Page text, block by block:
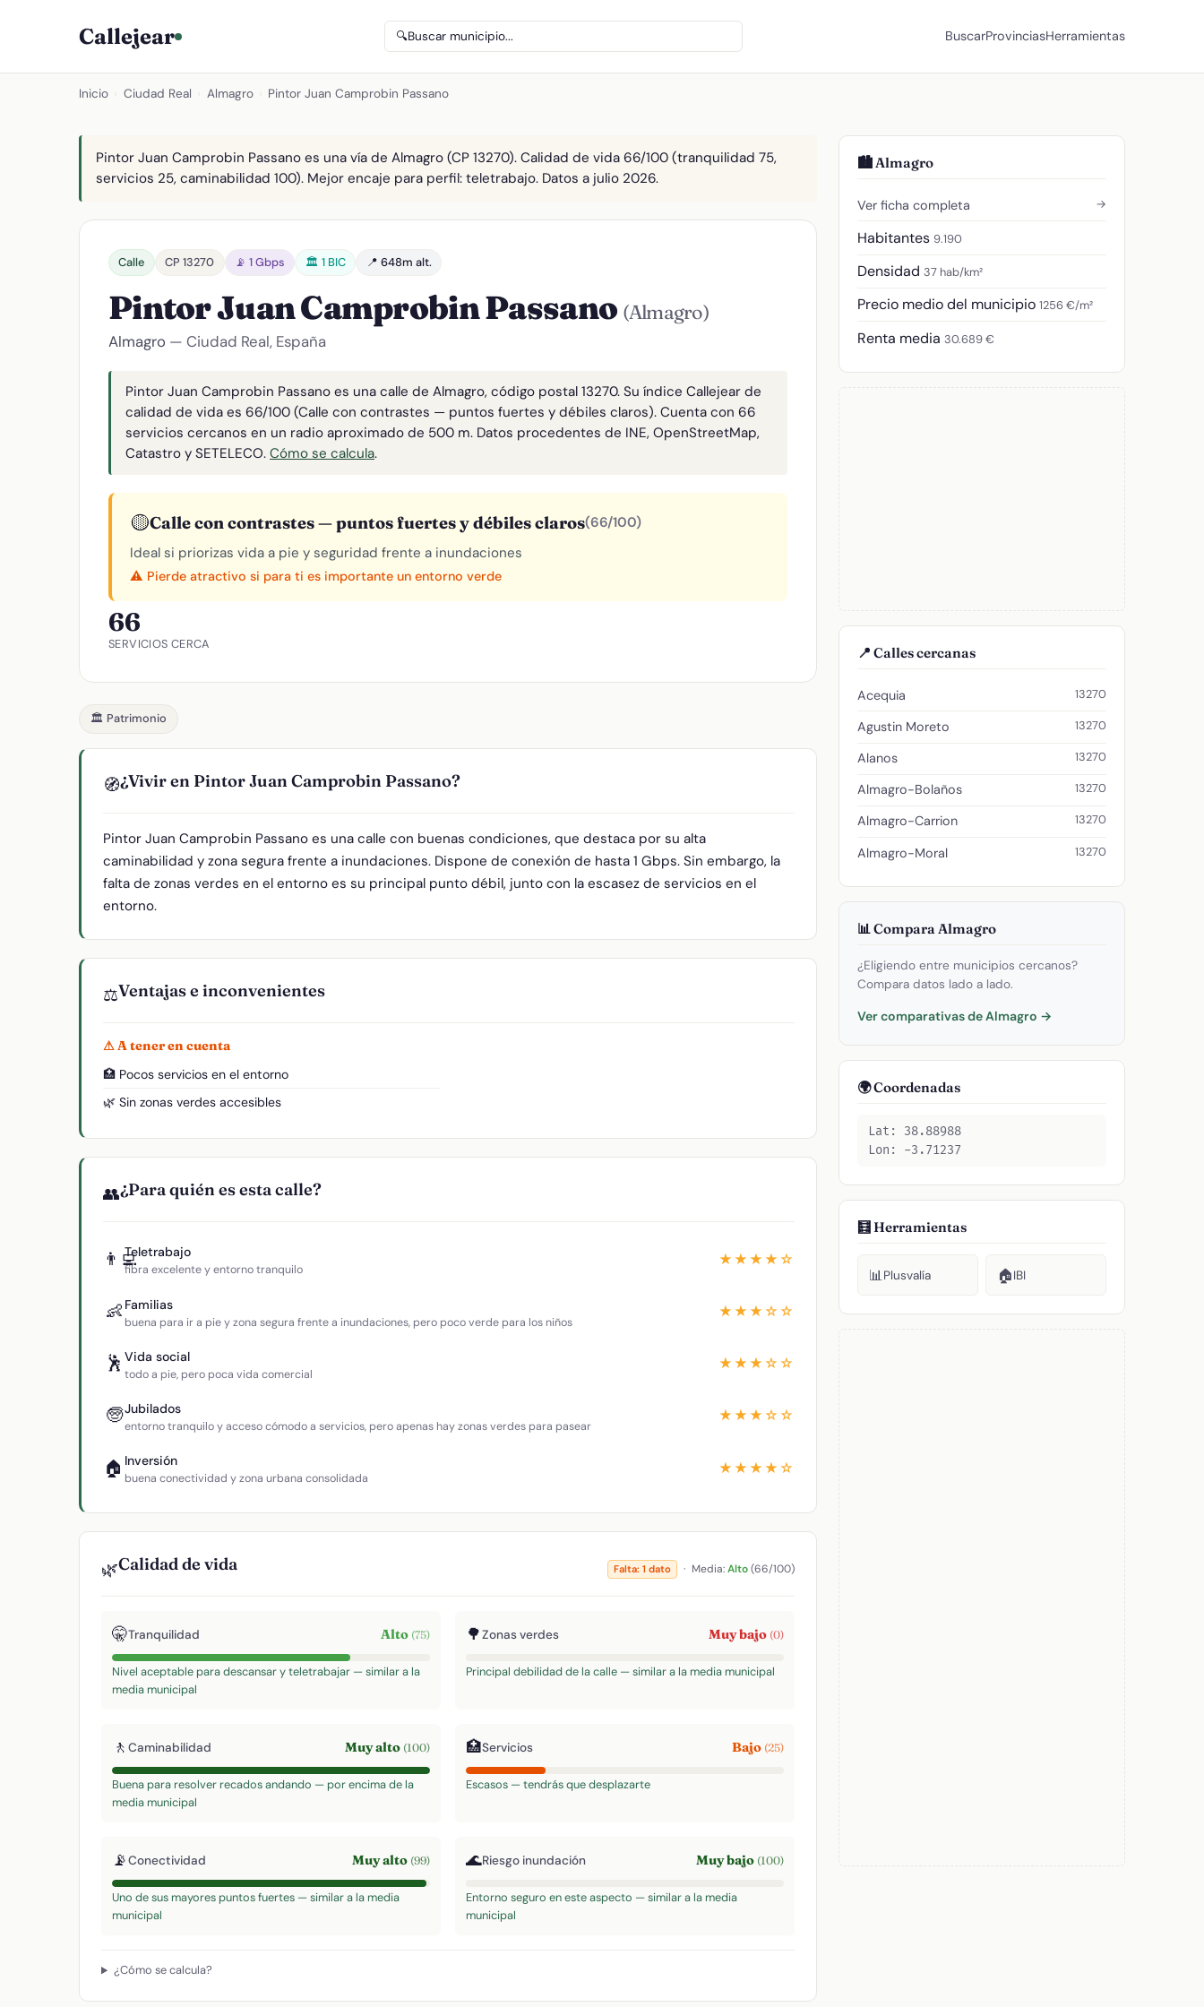
Callejear 🔍Buscar municipio... BuscarProvinciasHerramientas
Inicio Ciudad Real Almagro Pintor Juan Camprobin Passano
Pintor Juan Camprobin Passano es una vía de Almagro (CP 13270). Calidad de vida 66/100 (tranquilidad 75,
servicios 25, caminabilidad 100). Mejor encaje para perfil: teletrabajo. Datos a julio 2026.
Calle CP 13270 📡 1 Gbps 🏛️ 1 BIC 📍 648m alt.
Pintor Juan Camprobin Passano (Almagro)
Almagro — Ciudad Real, España
Pintor Juan Camprobin Passano es una calle de Almagro, código postal 13270. Su índice Callejear de
calidad de vida es 66/100 (Calle con contrastes — puntos fuertes y débiles claros). Cuenta con 66
servicios cercanos en un radio aproximado de 500 m. Datos procedentes de INE, OpenStreetMap,
Catastro y SETELECO. Cómo se calcula.
🟡Calle con contrastes — puntos fuertes y débiles claros(66/100)
Ideal si priorizas vida a pie y seguridad frente a inundaciones
⚠️ Pierde atractivo si para ti es importante un entorno verde
66
SERVICIOS CERCA
🏛️ Patrimonio
🧭¿Vivir en Pintor Juan Camprobin Passano?
Pintor Juan Camprobin Passano es una calle con buenas condiciones, que destaca por su alta
caminabilidad y zona segura frente a inundaciones. Dispone de conexión de hasta 1 Gbps. Sin embargo, la
falta de zonas verdes en el entorno es su principal punto débil, junto con la escasez de servicios en el
entorno.
⚖️Ventajas e inconvenientes
⚠ A tener en cuenta
🏥 Pocos servicios en el entorno
🌿 Sin zonas verdes accesibles
👥¿Para quién es esta calle?
👨‍💻Teletrabajo
fibra excelente y entorno tranquilo
★★★★☆
👶 Familias
buena para ir a pie y zona segura frente a inundaciones, pero poco verde para los niños
★★★☆☆
🕺 Vida social
todo a pie, pero poca vida comercial
★★★☆☆
🧓Jubilados
entorno tranquilo y acceso cómodo a servicios, pero apenas hay zonas verdes para pasear
★★★☆☆
🏠 Inversión
buena conectividad y zona urbana consolidada
★★★★☆
🌿Calidad de vida Falta: 1 dato · Media:Alto(66/100)
🤫Tranquilidad Alto (75)
Nivel aceptable para descansar y teletrabajar — similar a la
media municipal
🌳Zonas verdes Muy bajo (0)
Principal debilidad de la calle — similar a la media municipal
🚶 Caminabilidad Muy alto (100)
Buena para resolver recados andando — por encima de la
media municipal
🏥Servicios Bajo (25)
Escasos — tendrás que desplazarte
📡Conectividad Muy alto (99)
Uno de sus mayores puntos fuertes — similar a la media
municipal
🌊Riesgo inundación Muy bajo (100)
Entorno seguro en este aspecto — similar a la media
municipal
¿Cómo se calcula?
🏙️ Almagro
Ver ficha completa →
Habitantes 9.190
Densidad 37 hab/km²
Precio medio del municipio 1256 €/m²
Renta media 30.689 €
📍 Calles cercanas
Acequia 13270
Agustin Moreto 13270
Alanos 13270
Almagro-Bolaños 13270
Almagro-Carrion 13270
Almagro-Moral 13270
📊 Compara Almagro
¿Eligiendo entre municipios cercanos?
Compara datos lado a lado.
Ver comparativas de Almagro →
🌍 Coordenadas
Lat: 38.88988
Lon: -3.71237
🧮 Herramientas
📊Plusvalía 🏠IBI